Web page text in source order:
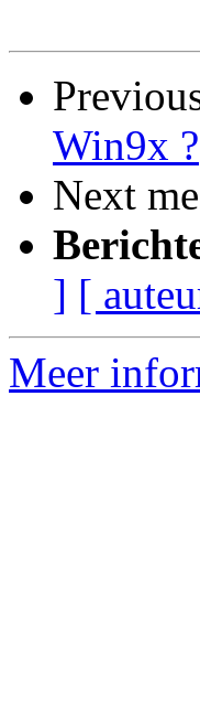
Win9x ?
Next
] [
Meer